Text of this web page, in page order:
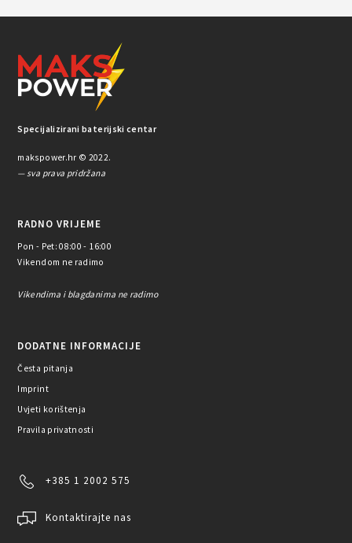
Specijalizirani baterijski centar
makspower.hr © 2022.
— sva prava pridržana
RADNO VRIJEME
Pon - Pet: 08:00 - 16:00
Vikendom ne radimo
Vikendima i blagdanima ne radimo
DODATNE INFORMACIJE
Česta pitanja
Imprint
Uvjeti korištenja
Pravila privatnosti
+385 1 2002 575
Kontaktirajte nas